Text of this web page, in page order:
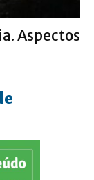
Aspectos